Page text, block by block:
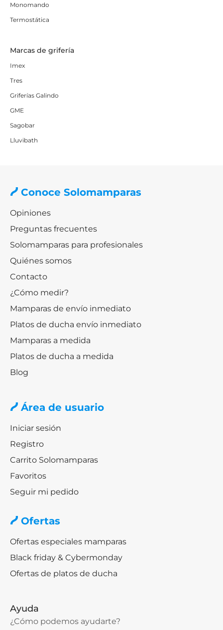
Monomando
Termostática
Marcas de grifería
Imex
Tres
Griferías Galindo
GME
Sagobar
Lluvibath
Conoce Solomamparas
Opiniones
Preguntas frecuentes
Solomamparas para profesionales
Quiénes somos
Contacto
¿Cómo medir?
Mamparas de envío inmediato
Platos de ducha envío inmediato
Mamparas a medida
Platos de ducha a medida
Blog
Área de usuario
Iniciar sesión
Registro
Carrito Solomamparas
Favoritos
Seguir mi pedido
Ofertas
Ofertas especiales mamparas
Black friday & Cybermonday
Ofertas de platos de ducha
Ayuda
¿Cómo podemos ayudarte?